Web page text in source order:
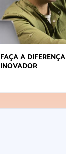
FAÇA A
INOVADOR